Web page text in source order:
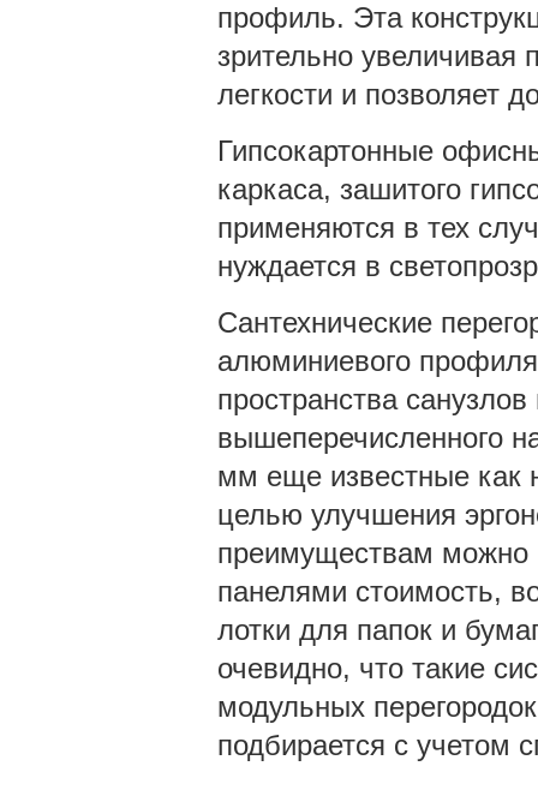
профиль. Эта
зрительно увеличивая
легкости и позволяет
Гипсокартонные
каркаса, зашитого
применяются в тех
нуждается в
Сантехнические
алюминиевого
пространства
вышеперечисленного
мм еще известные как
целью улучшения
преимуществам можно
панелями стоимость,
лотки для папок и
очевидно, что такие
модульных
подбирается с учетом